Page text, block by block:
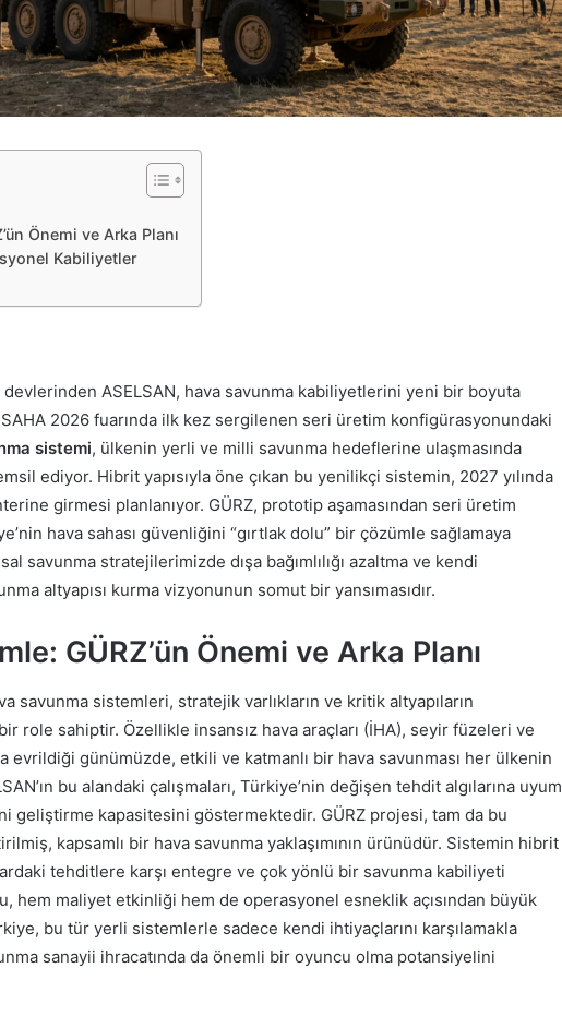
Önemi ve Arka Planı
Kabiliyetler
devlerinden ASELSAN, hava savunma kabiliyetlerini yeni bir boyuta
SAHA 2026 fuarında ilk kez sergilenen seri üretim konfigürasyonundaki
sistemi, ülkenin yerli ve milli savunma hedeflerine ulaşmasında
ediyor. Hibrit yapısıyla öne çıkan bu yenilikçi sistemin, 2027 yılında
girmesi planlanıyor. GÜRZ, prototip aşamasından seri üretim
hava sahası güvenliğini “gırtlak dolu” bir çözümle sağlamaya
savunma stratejilerimizde dışa bağımlılığı azaltma ve kendi
altyapısı kurma vizyonunun somut bir yansımasıdır.
GÜRZ’ün Önemi ve Arka Planı
savunma sistemleri, stratejik varlıkların ve kritik altyapıların
role sahiptir. Özellikle insansız hava araçları (İHA), seyir füzeleri ve
evrildiği günümüzde, etkili ve katmanlı bir hava savunması her ülkenin
bu alandaki çalışmaları, Türkiye’nin değişen tehdit algılarına uyum
geliştirme kapasitesini göstermektedir. GÜRZ projesi, tam da bu
kapsamlı bir hava savunma yaklaşımının ürünüdür. Sistemin hibrit
tehditlere karşı entegre ve çok yönlü bir savunma kabiliyeti
hem maliyet etkinliği hem de operasyonel esneklik açısından büyük
bu tür yerli sistemlerle sadece kendi ihtiyaçlarını karşılamakla
sanayii ihracatında da önemli bir oyuncu olma potansiyelini